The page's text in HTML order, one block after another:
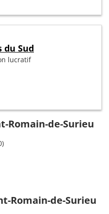
Sud
lucratif
Romain-de-Surieu
Romain-de-Surieu